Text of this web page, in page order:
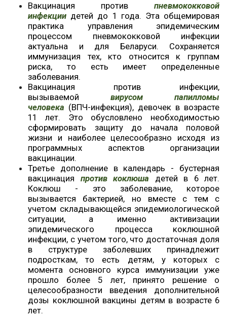
Вакцинация против пневмококковой
инфекции детей до 1 года. Эта общемировая
практика управления эпидемическим
процессом пневмококковой инфекции
актуальна и для Беларуси. Сохраняется
иммунизация тех, кто относится к группам
риска, то есть имеет определенные
заболевания.
Вакцинация против инфекции,
вызываемой вирусом папилломы
человека (ВПЧ-инфекция), девочек в возрасте
11 лет. Это обусловлено необходимостью
сформировать защиту до начала половой
жизни и наиболее целесообразно исходя из
программных аспектов организации
вакцинации.
Третье дополнение в календарь - бустерная
вакцинация против коклюша
детей в 6 лет.
Коклюш - это заболевание, которое
вызывается бактерией, но вместе с тем с
учетом складывающейся эпидемиологической
ситуации, а именно активизации
эпидемического процесса коклюшной
инфекции, с учетом того, что достаточная доля
в структуре заболевших принадлежит
подросткам, то есть детям, у которых с
момента основного курса иммунизации уже
прошло более 5 лет, принято решение о
целесообразности введения дополнительной
дозы коклюшной вакцины детям в возрасте 6
лет.